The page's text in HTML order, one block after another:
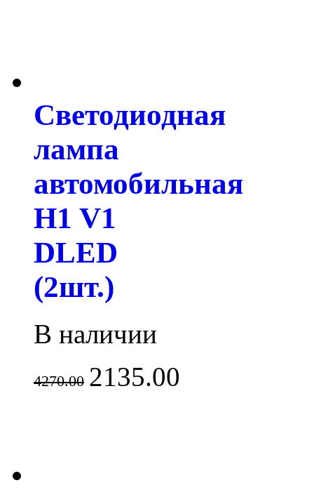
Светодиодная
лампа
автомобильная
H1 V1
DLED
(2шт.)
В наличии
4270.00 2135.00